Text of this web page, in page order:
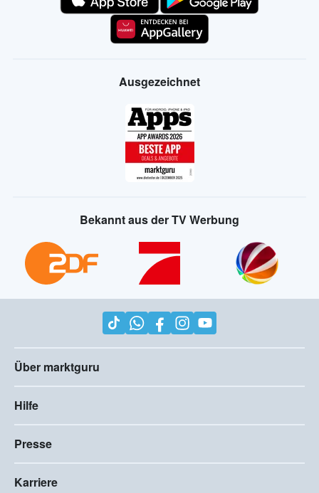
Ausgezeichnet
Bekannt aus der TV Werbung
Über marktguru
Hilfe
Presse
Karriere